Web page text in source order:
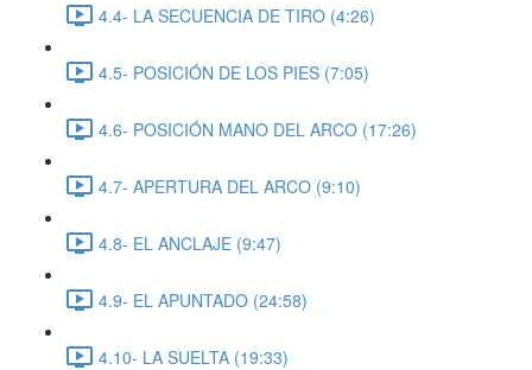
4.4- LA SECUENCIA DE TIRO (4:26)
4.5- POSICIÓN DE LOS PIES (7:05)
4.6- POSICIÓN MANO DEL ARCO (17:26)
4.7- APERTURA DEL ARCO (9:10)
4.8- EL ANCLAJE (9:47)
4.9- EL APUNTADO (24:58)
4.10- LA SUELTA (19:33)